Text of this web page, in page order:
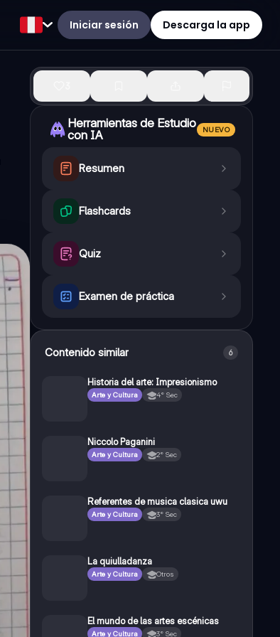
Iniciar sesión Descarga la app
Herramientas de Estudio
con IA
NUEVO
Resumen
Flashcards
Quiz
Examen de práctica
Contenido similar 6
Historia del arte: Impresionismo
Arte y Cultura 4° Sec
Niccolo Paganini
Arte y Cultura 2° Sec
Referentes de musica clasica uwu
Arte y Cultura 3° Sec
La quiulladanza
Arte y Cultura Otros
El mundo de las artes escénicas
Arte y Cultura 3° Sec